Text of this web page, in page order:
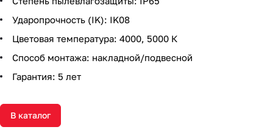
Ударопрочность (IK): IK08
Цветовая температура: 4000, 5000 К
Способ монтажа: накладной/подвесной
Гарантия: 5 лет
В каталог